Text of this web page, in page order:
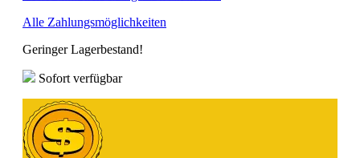
Alle Zahlungsmöglichkeiten
Geringer Lagerbestand!
Sofort verfügbar